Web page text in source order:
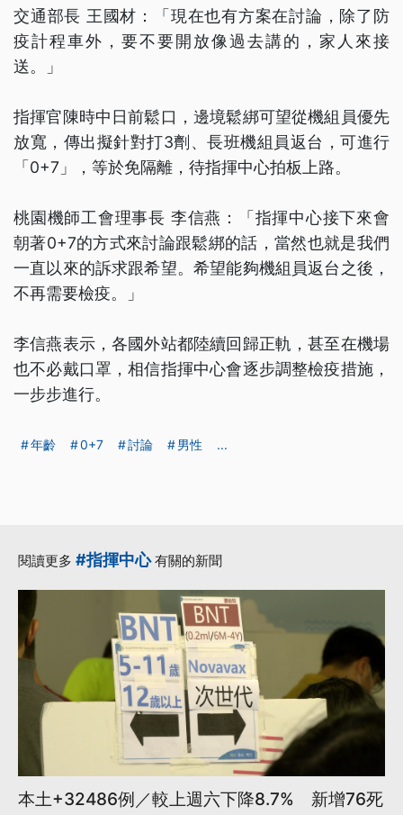
交通部長 王國材：「現在也有方案在討論，除了防
疫計程車外，要不要開放像過去講的，家人來接
送。」
指揮官陳時中日前鬆口，邊境鬆綁可望從機組員優先
放寬，傳出擬針對打3劑、長班機組員返台，可進行
「0+7」，等於免隔離，待指揮中心拍板上路。
桃園機師工會理事長 李信燕：「指揮中心接下來會
朝著0+7的方式來討論跟鬆綁的話，當然也就是我們
一直以來的訴求跟希望。希望能夠機組員返台之後，
不再需要檢疫。」
李信燕表示，各國外站都陸續回歸正軌，甚至在機場
也不必戴口罩，相信指揮中心會逐步調整檢疫措施，
一步步進行。
年齡 0+7 討論 男性 ...
閱讀更多 #指揮中心有關的新聞
本土+32486例／較上週六下降8.7% 新增76死